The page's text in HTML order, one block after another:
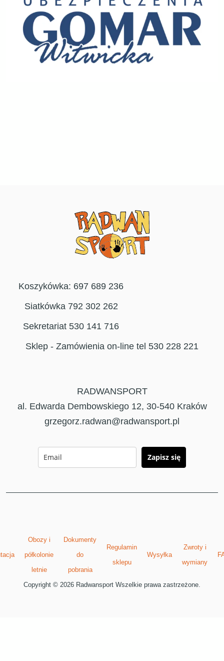
Koszykówka: 697 689 236
Siatkówka 792 302 262
Sekretariat 530 141 716
Sklep - Zamówienia on-line tel 530 228 221
RADWANSPORT
al. Edwarda Dembowskiego 12, 30-540 Kraków
grzegorz.radwan@radwansport.pl
Zapisz się
Obozy i
półkolonie
letnie
Dokumenty
do
pobrania
Regulamin
sklepu
Wysyłka
Zwroty i
wymiany
Copyright © 2026 Radwansport Wszelkie prawa zastrzeżone.